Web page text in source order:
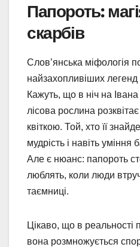
Папороть:
скарбів
Слов’янська міфологія
найзахопливіших легенд
Кажуть, що в ніч на
лісова рослина
квіткою. Той, хто її
мудрість і навіть уміння
Але є нюанс: папороть
люблять, коли люди
таємниці.
Цікаво, що в реальності
вона розмножується